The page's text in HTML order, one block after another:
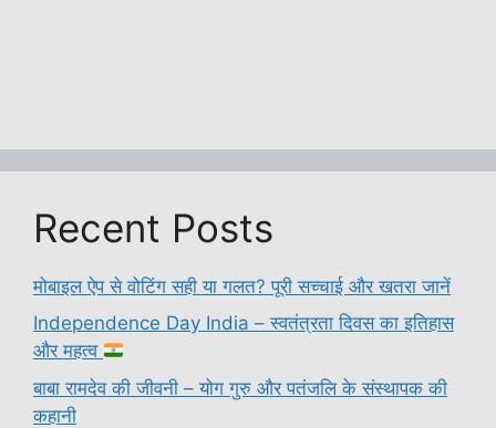
Recent Posts
मोबाइल ऐप से वोटिंग सही या गलत? पूरी सच्चाई और खतरा जानें
Independence Day India – स्वतंत्रता दिवस का इतिहास
और महत्व
बाबा रामदेव की जीवनी – योग गुरु और पतंजलि के संस्थापक की
कहानी